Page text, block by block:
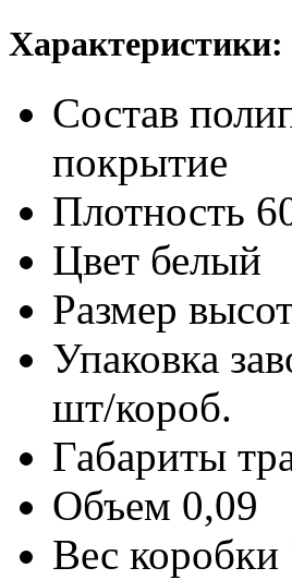
Характеристики:
Состав
покрытие
Плотность
Цвет белый
Размер
Упаковка
шт/короб.
Габариты
Объем 0,09
Вес коробки